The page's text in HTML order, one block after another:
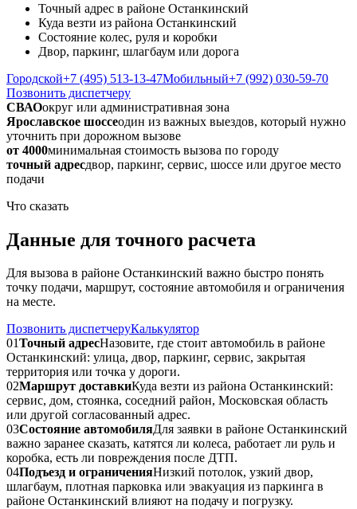
Точный адрес в районе Останкинский
Куда везти из района Останкинский
Состояние колес, руля и коробки
Двор, паркинг, шлагбаум или дорога
Городской+7 (495) 513-13-47Мобильный+7 (992) 030-59-70
Позвонить диспетчеру
СВАОокруг или административная зона
Ярославское шоссеодин из важных выездов, который нужно
уточнить при дорожном вызове
от 4000минимальная стоимость вызова по городу
точный адресдвор, паркинг, сервис, шоссе или другое место
подачи
Что сказать
Данные для точного расчета
Для вызова в районе Останкинский важно быстро понять
точку подачи, маршрут, состояние автомобиля и ограничения
на месте.
Позвонить диспетчеруКалькулятор
01Точный адресНазовите, где стоит автомобиль в районе
Останкинский: улица, двор, паркинг, сервис, закрытая
территория или точка у дороги.
02Маршрут доставкиКуда везти из района Останкинский:
сервис, дом, стоянка, соседний район, Московская область
или другой согласованный адрес.
03Состояние автомобиляДля заявки в районе Останкинский
важно заранее сказать, катятся ли колеса, работает ли руль и
коробка, есть ли повреждения после ДТП.
04Подъезд и ограниченияНизкий потолок, узкий двор,
шлагбаум, плотная парковка или эвакуация из паркинга в
районе Останкинский влияют на подачу и погрузку.